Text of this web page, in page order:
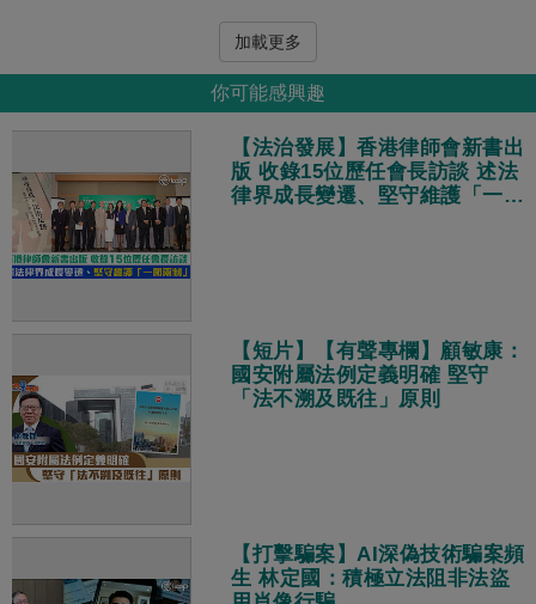
加載更多
你可能感興趣
【法治發展】香港律師會新書出
版 收錄15位歷任會長訪談 述法
律界成長變遷、堅守維護「一國
【短片】【有聲專欄】顧敏康：
國安附屬法例定義明確 堅守
「法不溯及既往」原則
【打擊騙案】AI深偽技術騙案頻
生 林定國：積極立法阻非法盜